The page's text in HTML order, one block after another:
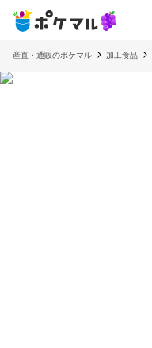
産直・通販のポケマル 加工食品